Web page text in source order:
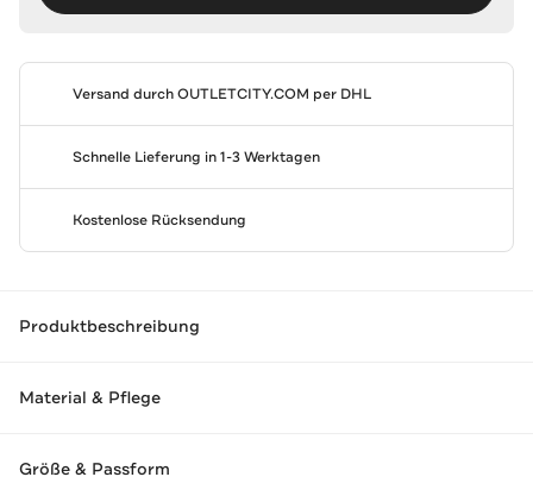
Versand durchOUTLETCITY.COM per DHL
Schnelle Lieferung in 1-3 Werktagen
Kostenlose Rücksendung
Produktbeschreibung
Material & Pflege
Größe & Passform